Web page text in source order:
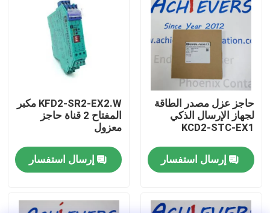
المنتجات
حولنا
جولة في المصنع
اتصل بنا
أخبار
اطلب اقتباس
حاجز عزل مصدر الطاقة
لجهاز الإرسال الذكي
KCD2-STC-EX1
إرسال استفسار
KFD2-SR2-EX2.W مكبر
المفتاح 2 قناة حاجز
معزول
إرسال استفسار